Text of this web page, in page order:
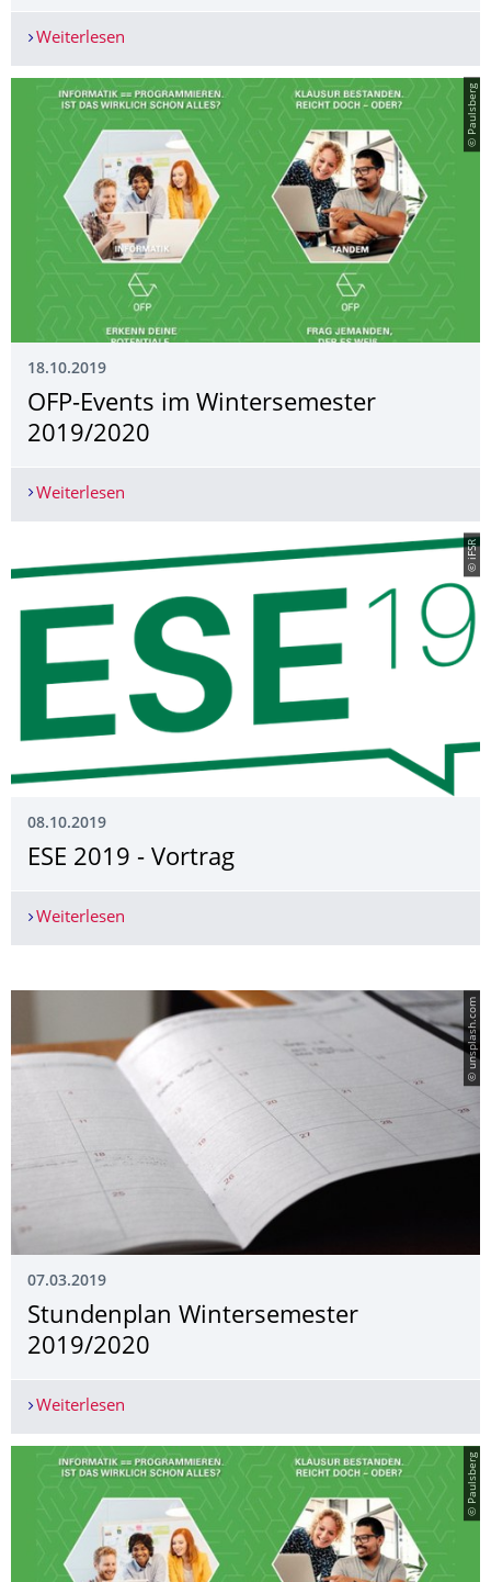
Weiterlesen
© Paulsberg
18.10.2019
OFP-Events im Wintersemester
2019/2020
Weiterlesen
© iFSR
08.10.2019
ESE 2019 - Vortrag
Weiterlesen
© unsplash.com
07.03.2019
Stundenplan Wintersemester
2019/2020
Weiterlesen
© Paulsberg